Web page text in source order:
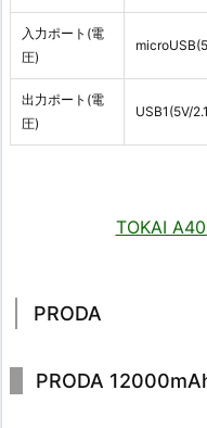
入力ポート(電
圧)
出力ポート(電
圧)
USB1(5V/
TOKAI
PRODA
PRODA